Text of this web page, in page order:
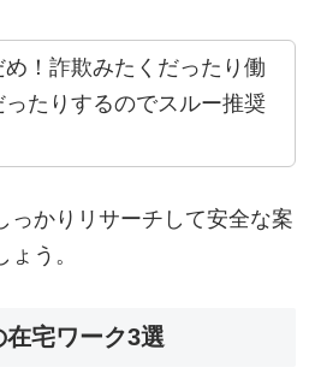
め！詐欺みたくだったり働
ったりするのでスルー推奨
っかりリサーチして安全な案
う。
宅ワーク3選